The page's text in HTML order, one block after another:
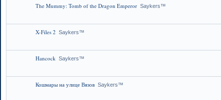
The Mummy: Tomb of the Dragon Emperor Saykers™
X-Files 2 Saykers™
Hancock Saykers™
Кошмары на улице Вязов Saykers™